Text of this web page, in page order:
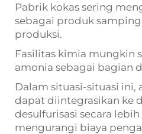
Pabrik kokas sering
sebagai produk
produksi.
Fasilitas kimia mungkin
amonia sebagai bagian
Dalam situasi-situasi ini,
dapat diintegrasikan ke
desulfurisasi secara
mengurangi biaya